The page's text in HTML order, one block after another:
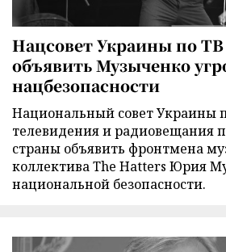
Нацсовет Украины по
объявить Музыченко
нацбезопасности
Национальный совет Украины
телевидения и радиовещания
страны объявить фронтмена
коллектива The Hatters Юрия
национальной безопасности.